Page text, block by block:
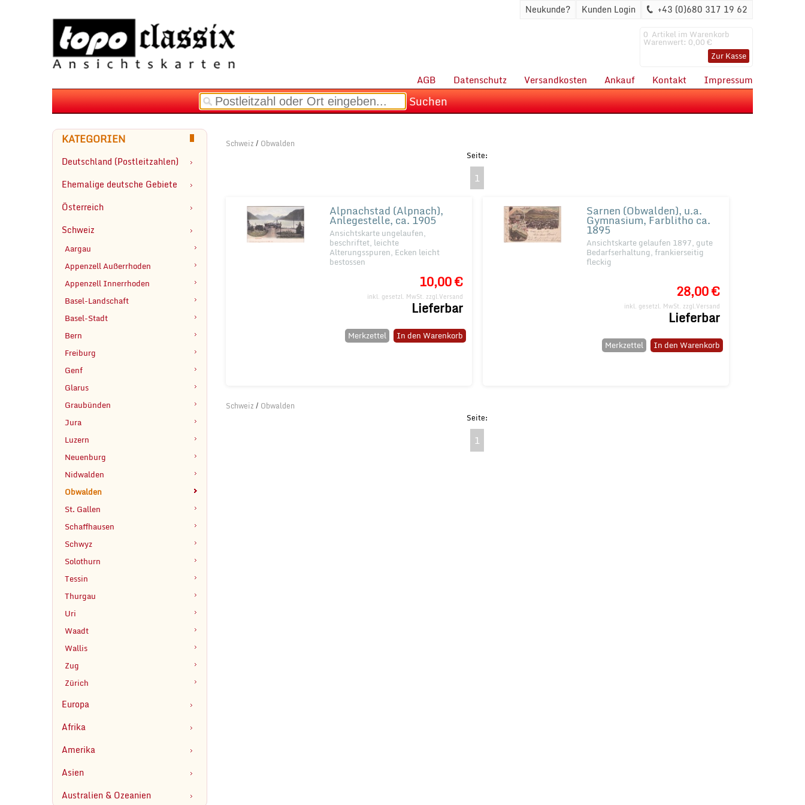
+43 (0)680 317 19 62
Kunden Login
Neukunde?
0 Artikel im Warenkorb
Warenwert: 0,00 €
Zur Kasse
Suchen
AGB Datenschutz Versandkosten Ankauf Kontakt Impressum
KATEGORIEN
Deutschland (Postleitzahlen)
Ehemalige deutsche Gebiete
Österreich
Schweiz
Aargau
Appenzell Außerrhoden
Appenzell Innerrhoden
Basel-Landschaft
Basel-Stadt
Bern
Freiburg
Genf
Glarus
Graubünden
Jura
Luzern
Neuenburg
Nidwalden
Obwalden
St. Gallen
Schaffhausen
Schwyz
Solothurn
Tessin
Thurgau
Uri
Waadt
Wallis
Zug
Zürich
Europa
Afrika
Amerika
Asien
Australien & Ozeanien
Schweiz / Obwalden
1
Alpnachstad (Alpnach),
Anlegestelle, ca. 1905
Ansichtskarte ungelaufen,
beschriftet, leichte
Alterungsspuren, Ecken leicht
bestossen
10,00 €
inkl. gesetzl. MwSt. zzgl.Versand
Lieferbar
In den Warenkorb
Merkzettel
Sarnen (Obwalden), u.a.
Gymnasium, Farblitho ca.
1895
Ansichtskarte gelaufen 1897, gute
Bedarfserhaltung, frankierseitig
fleckig
28,00 €
inkl. gesetzl. MwSt. zzgl.Versand
Lieferbar
In den Warenkorb
Merkzettel
Schweiz / Obwalden
1